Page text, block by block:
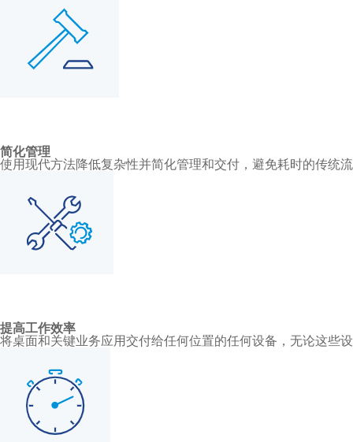
简化管理
使用现代方法降低复杂性并简化管理和交付，避免耗时的传统
提高工作效率
将桌面和关键业务应用交付给任何位置的任何设备，无论这些